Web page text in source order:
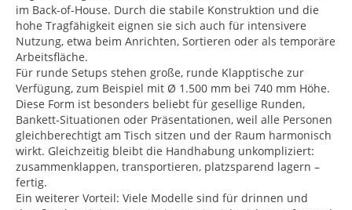
im Back-of-House. Durch die stabile Konstruktion und die
hohe Tragfähigkeit eignen sie sich auch für intensivere
Nutzung, etwa beim Anrichten, Sortieren oder als temporäre
Arbeitsfläche.
Für runde Setups stehen große, runde Klapptische zur
Verfügung, zum Beispiel mit Ø 1.500 mm bei 740 mm Höhe.
Diese Form ist besonders beliebt für gesellige Runden,
Bankett-Situationen oder Präsentationen, weil alle Personen
gleichberechtigt am Tisch sitzen und der Raum harmonisch
wirkt. Gleichzeitig bleibt die Handhabung unkompliziert:
zusammenklappen, transportieren, platzsparend lagern –
fertig.
Ein weiterer Vorteil: Viele Modelle sind für drinnen und